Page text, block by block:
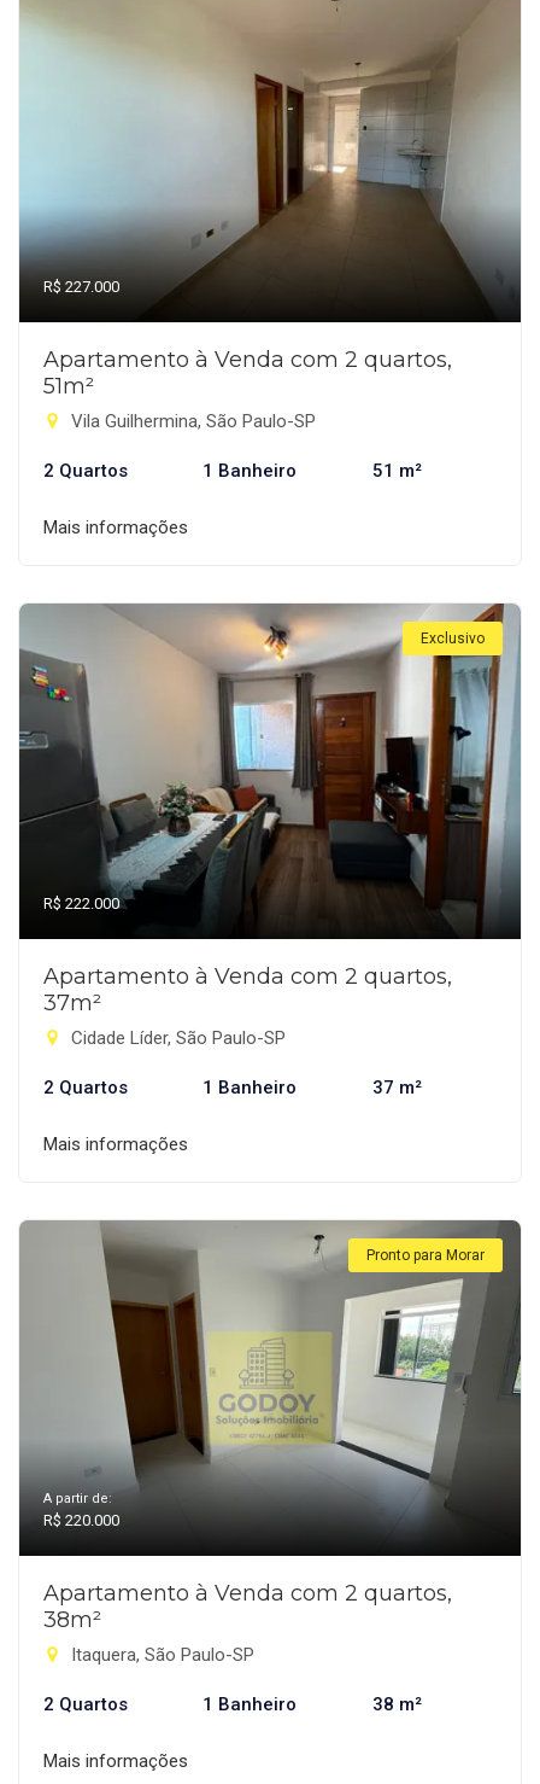
R$ 227.000
Apartamento à Venda com 2 quartos,
51m²
Vila Guilhermina, São Paulo-SP
2 Quartos 1 Banheiro 51 m²
Mais informações
Exclusivo
R$ 222.000
Apartamento à Venda com 2 quartos,
37m²
Cidade Líder, São Paulo-SP
2 Quartos 1 Banheiro 37 m²
Mais informações
Pronto para Morar
A partir de:
R$ 220.000
Apartamento à Venda com 2 quartos,
38m²
Itaquera, São Paulo-SP
2 Quartos 1 Banheiro 38 m²
Mais informações